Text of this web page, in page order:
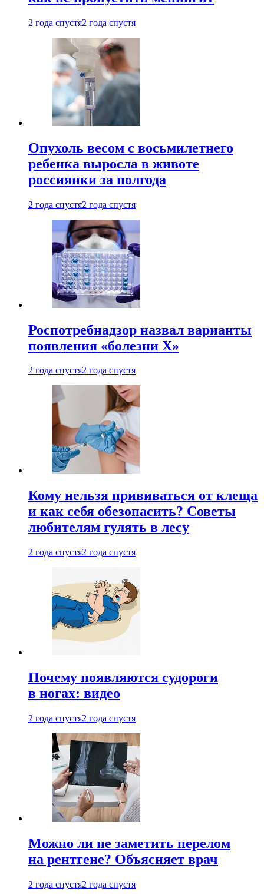
2 года спустя2 года спустя
Опухоль весом с восьмилетнего
ребенка выросла в животе
россиянки за полгода
2 года спустя2 года спустя
Роспотребнадзор назвал варианты
появления «болезни Х»
2 года спустя2 года спустя
Кому нельзя прививаться от клеща
и как себя обезопасить? Советы
любителям гулять в лесу
2 года спустя2 года спустя
Почему появляются судороги
в ногах: видео
2 года спустя2 года спустя
Можно ли не заметить перелом
на рентгене? Объясняет врач
2 года спустя2 года спустя